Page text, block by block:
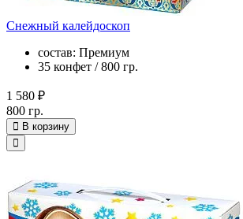
Снежный калейдоскоп
состав: Премиум
35 конфет / 800 гр.
1 580 ₽
800 гр.
В корзину